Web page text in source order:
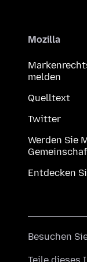
Mozilla
melden
Quelltext
Twitter
Werden Sie
Entdecken
Besuchen